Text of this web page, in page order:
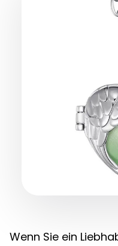
Wenn Sie ein